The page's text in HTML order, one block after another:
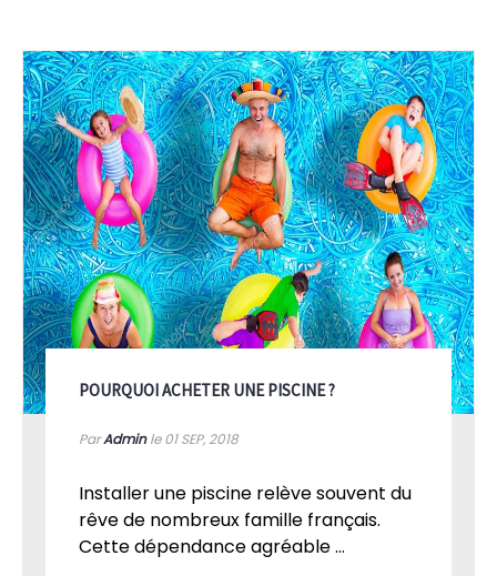
POURQUOI ACHETER UNE PISCINE ?
ParAdminle 01SEP, 2018
Installer une piscine relève souvent du
rêve de nombreux famille français.
Cette dépendance agréable ...